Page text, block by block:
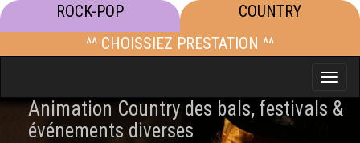
ROCK-POP
COUNTRY
^^ CHOISSIEZ PRESTATION ^^
Toggle
Animation Country des bals, festivals &
événements diverses